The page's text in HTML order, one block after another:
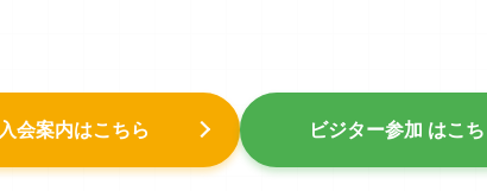
入会案内はこちら ビジター参加 はこち